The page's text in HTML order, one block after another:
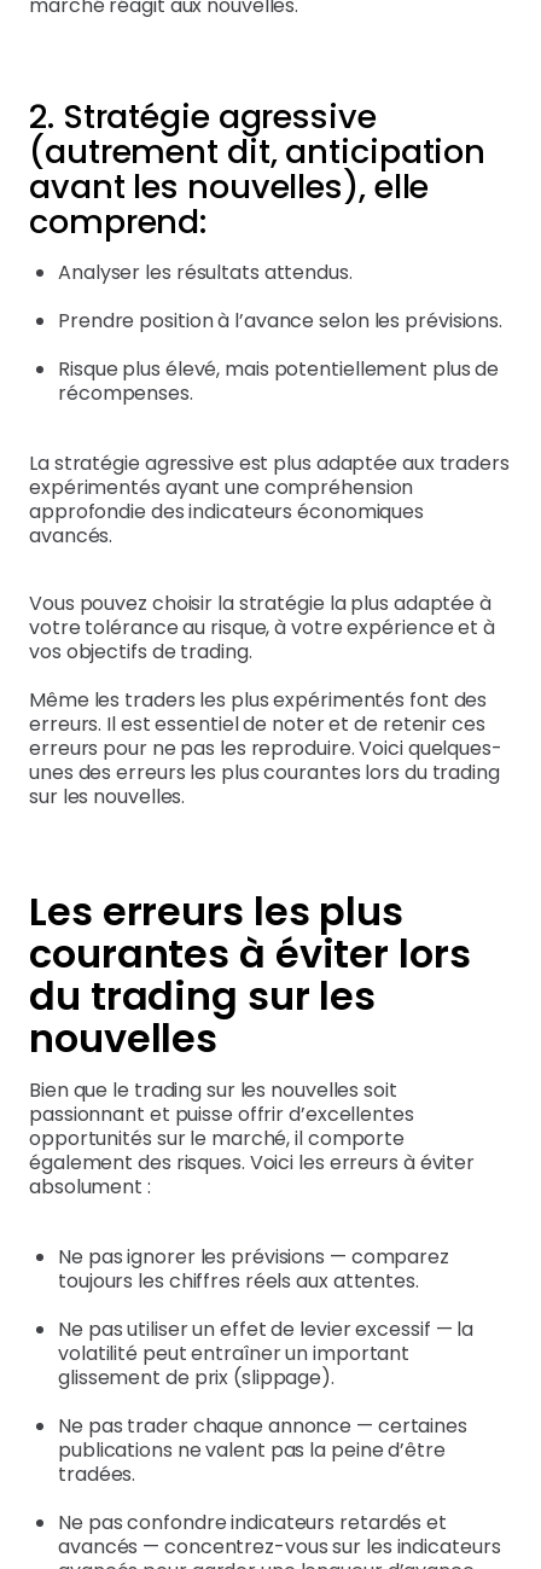
marché réagit aux nouvelles.
2. Stratégie agressive
(autrement dit, anticipation
avant les nouvelles), elle
comprend:
Analyser les résultats attendus.
Prendre position à l’avance selon les prévisions.
Risque plus élevé, mais potentiellement plus de
récompenses.
La stratégie agressive est plus adaptée aux traders
expérimentés ayant une compréhension
approfondie des indicateurs économiques
avancés.
Vous pouvez choisir la stratégie la plus adaptée à
votre tolérance au risque, à votre expérience et à
vos objectifs de trading.
Même les traders les plus expérimentés font des
erreurs. Il est essentiel de noter et de retenir ces
erreurs pour ne pas les reproduire. Voici quelques-
unes des erreurs les plus courantes lors du trading
sur les nouvelles.
Les erreurs les plus
courantes à éviter lors
du trading sur les
nouvelles
Bien que le trading sur les nouvelles soit
passionnant et puisse offrir d’excellentes
opportunités sur le marché, il comporte
également des risques. Voici les erreurs à éviter
absolument :
Ne pas ignorer les prévisions — comparez
toujours les chiffres réels aux attentes.
Ne pas utiliser un effet de levier excessif — la
volatilité peut entraîner un important
glissement de prix (slippage).
Ne pas trader chaque annonce — certaines
publications ne valent pas la peine d’être
tradées.
Ne pas confondre indicateurs retardés et
avancés — concentrez-vous sur les indicateurs